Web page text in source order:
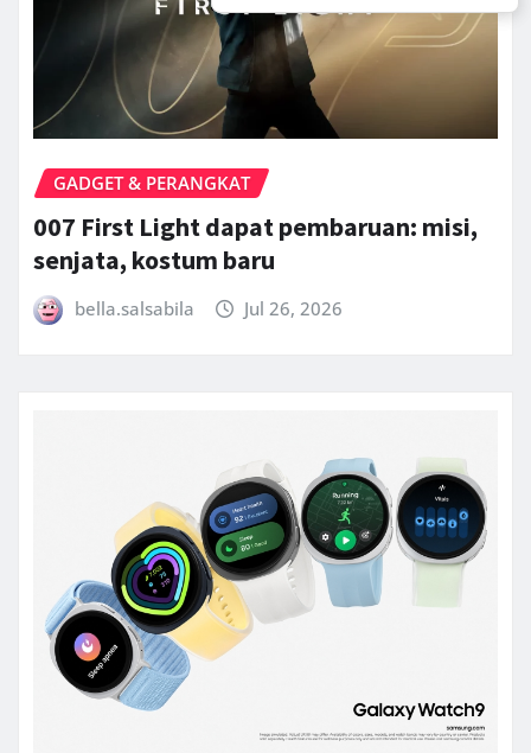
GADGET & PERANGKAT
007 First Light dapat pembaruan: misi,
senjata, kostum baru
bella.salsabila Jul 26, 2026